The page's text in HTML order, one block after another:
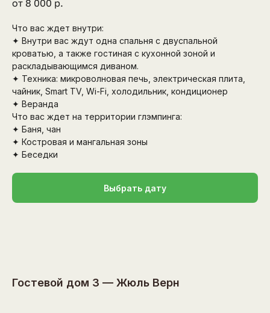
от 8 000 р.
Что вас ждет внутри:
✦ Внутри вас ждут одна спальня с двуспальной
кроватью, а также гостиная с кухонной зоной и
раскладывающимся диваном.
✦ Техника: микроволновая печь, электрическая плита,
чайник, Smart TV, Wi-Fi, холодильник, кондиционер
✦ Веранда
Что вас ждет на территории глэмпинга:
✦ Баня, чан
✦ Костровая и мангальная зоны
✦ Беседки
Выбрать дату
Гостевой дом 3 — Жюль Верн